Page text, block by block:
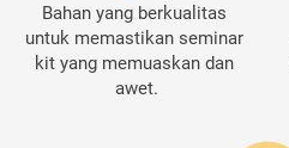
Bahan yang berkualitas
untuk memastikan seminar
kit yang memuaskan dan
awet.